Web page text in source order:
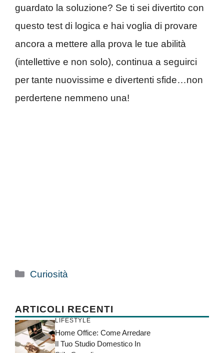
guardato la soluzione? Se ti sei divertito con
questo test di logica e hai voglia di provare
ancora a mettere alla prova le tue abilità
(intellettive e non solo), continua a seguirci
per tante nuovissime e divertenti sfide…non
perdertene nemmeno una!
Categorie
Curiosità
ARTICOLI RECENTI
LIFESTYLE
Home Office: Come Arredare
Il Tuo Studio Domestico In